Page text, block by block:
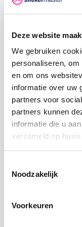
Deze website
We gebruiken
personaliseren,
en om ons
informatie over uw
partners voor
partners kunnen
informatie die u
verzameld op
Noodzakelijk
Voorkeuren
250
sticker